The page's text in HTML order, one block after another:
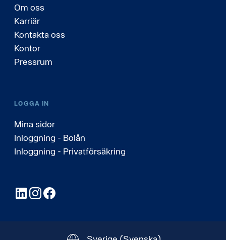
Om oss
Karriär
Kontakta oss
Kontor
Pressrum
LOGGA IN
Mina sidor
Inloggning - Bolån
Inloggning - Privatförsäkring
LinkedInInstagram